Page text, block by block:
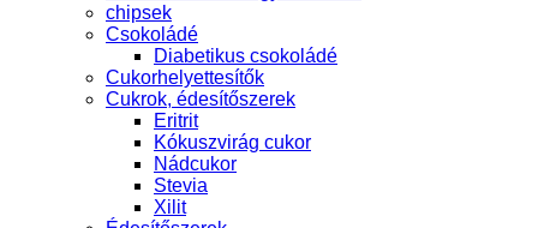
chipsek
Csokoládé
Diabetikus csokoládé
Cukorhelyettesítők
Cukrok, édesítőszerek
Eritrit
Kókuszvirág cukor
Nádcukor
Stevia
Xilit